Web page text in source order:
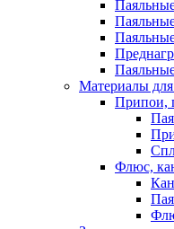
Материалы
Припои,
Флюс,